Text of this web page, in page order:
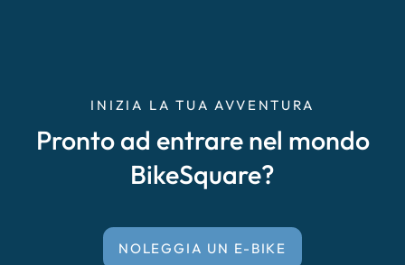
INIZIA LA TUA AVVENTURA
Pronto ad entrare nel mondo
BikeSquare?
NOLEGGIA UN E-BIKE